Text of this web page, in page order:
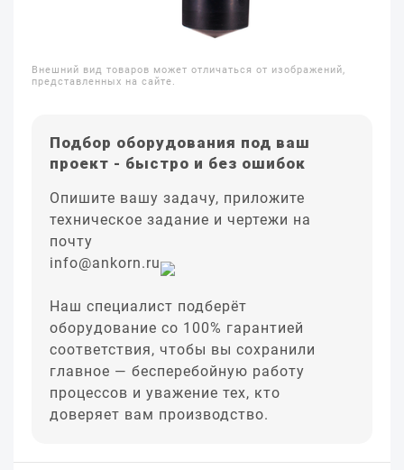
Внешний вид товаров может отличаться от изображений,
представленных на сайте.
Подбор оборудования под ваш
проект - быстро и без ошибок
Опишите вашу задачу, приложите
техническое задание и чертежи на
почту
info@ankorn.ru
Наш специалист подберёт
оборудование со 100% гарантией
соответствия, чтобы вы сохранили
главное — бесперебойную работу
процессов и уважение тех, кто
доверяет вам производство.